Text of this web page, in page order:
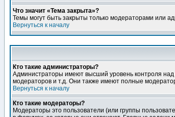
Что значит «Тема закрыта»?
Темы могут быть закрыты только модераторами или
Вернуться к началу
Кто такие администраторы?
Администраторы имеют высший уровень контроля над
модераторов и т.д. Они также имеют полные
Вернуться к началу
Кто такие модераторы?
Модераторы это пользователи (или группы